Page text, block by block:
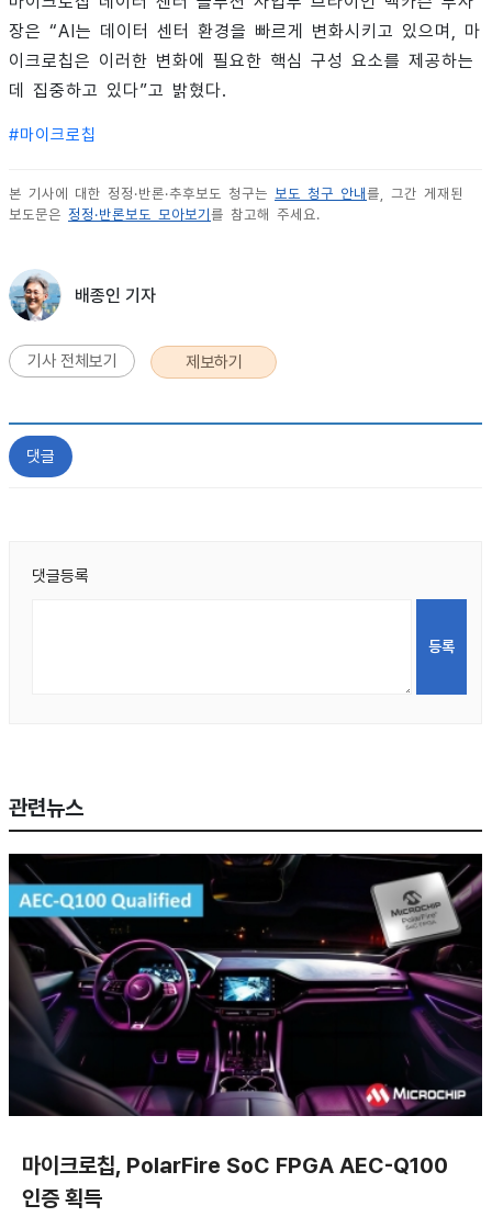
장은 “AI는 데이터 센터 환경을 빠르게 변화시키고 있으며, 마
이크로칩은 이러한 변화에 필요한 핵심 구성 요소를 제공하는
데 집중하고 있다”고 밝혔다.
#마이크로칩
본 기사에 대한 정정·반론·추후보도 청구는 보도 청구 안내 를, 그간 게재된
보도문은 정정·반론보도 모아보기 를 참고해 주세요.
배종인 기자
기사 전체보기 제보하기
댓글
댓글등록
관련뉴스
마이크로칩, PolarFire SoC FPGA AEC-Q100
인증 획득